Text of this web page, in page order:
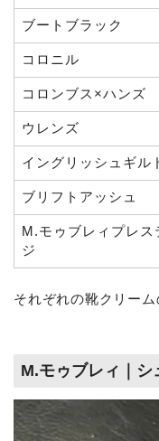
ブートブラック
コロニル
コロンブス×ハンズ
ウレンズ
イングリッシュギル
ブリフトアッシュ
M.モゥブレィプレス
ジ
それぞれの靴クリーム
M.モゥブレィ｜シ